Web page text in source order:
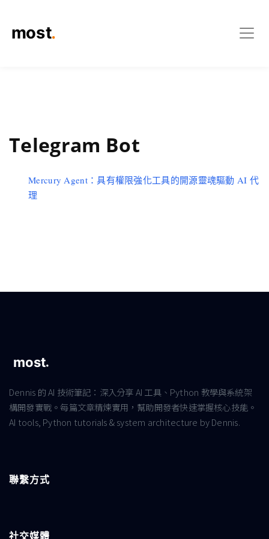
Telegram Bot
Mercury Agent：具有權限強化工具的開源靈魂驅動 AI 代
理
Dennis 的 AI 技術筆記：深入分享 AI 工具、Python 教學與系統架
構開發實戰。每篇文章精煉實用，幫助開發者快速掌握核心技能。
AI tools, Python tutorials & system architecture by Dennis.
聯繫方式
社交媒體